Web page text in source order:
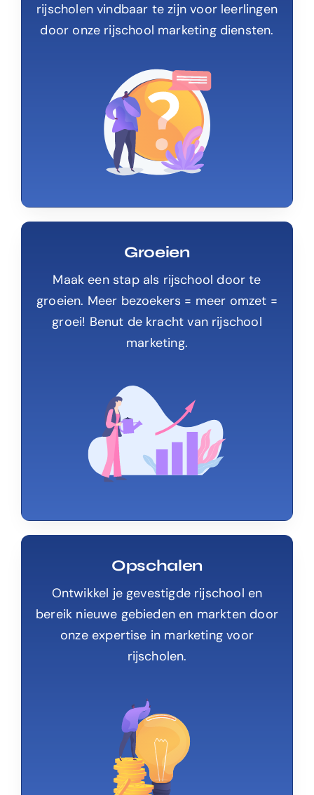
rijscholen vindbaar te zijn voor leerlingen
door onze rijschool marketing diensten.
Groeien
Maak een stap als rijschool door te
groeien. Meer bezoekers = meer omzet =
groei! Benut de kracht van rijschool
marketing.
Opschalen
Ontwikkel je gevestigde rijschool en
bereik nieuwe gebieden en markten door
onze expertise in marketing voor
rijscholen.